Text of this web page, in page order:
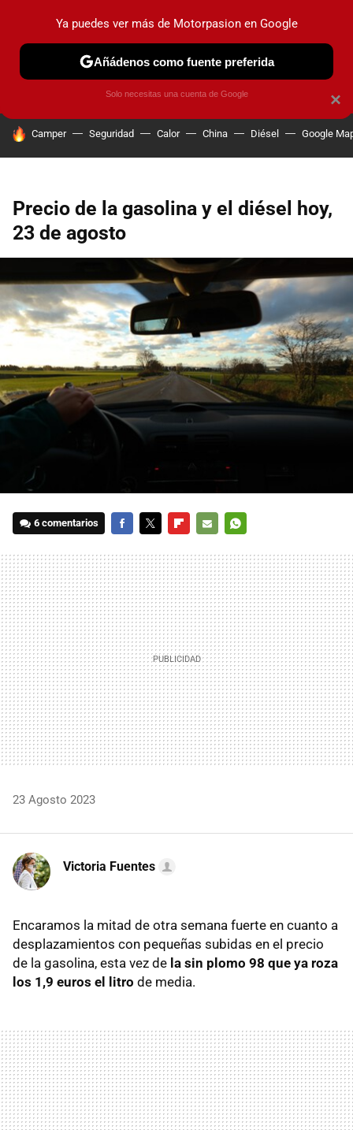
PRUEBAS COCHES ELÉCTRICOS OBSERVATORIO
HOY SE HABLA DE
Camper Seguridad Calor China Diésel Google
Precio de la gasolina y el diésel hoy,
23 de agosto
6 comentarios
MAIL
23 Agosto 2023
Victoria Fuentes
Encaramos la mitad de otra semana fuerte en cuanto a
desplazamientos con pequeñas subidas en el precio
de la gasolina, esta vez de la sin plomo 98 que ya roza
los 1,9 euros el litro de media.
×
Ya puedes ver más de Motorpasion en Google
Añádenos como fuente preferida
Solo necesitas una cuenta de Google